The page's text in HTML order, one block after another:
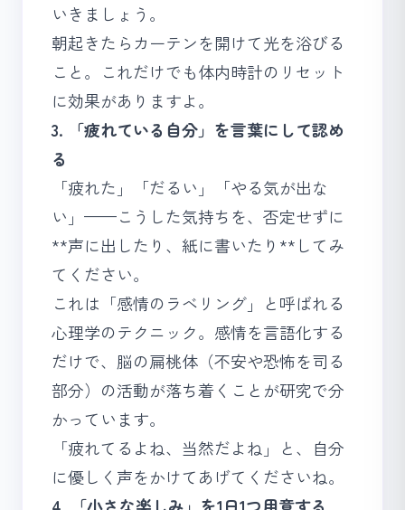
いきましょう。
朝起きたらカーテンを開けて光を浴びる
こと。これだけでも体内時計のリセット
に効果がありますよ。
3. 「疲れている自分」を言葉にして認め
る
「疲れた」「だるい」「やる気が出な
い」——こうした気持ちを、否定せずに
**声に出したり、紙に書いたり**してみ
てください。
これは「感情のラベリング」と呼ばれる
心理学のテクニック。感情を言語化する
だけで、脳の扁桃体（不安や恐怖を司る
部分）の活動が落ち着くことが研究で分
かっています。
「疲れてるよね、当然だよね」と、自分
に優しく声をかけてあげてくださいね。